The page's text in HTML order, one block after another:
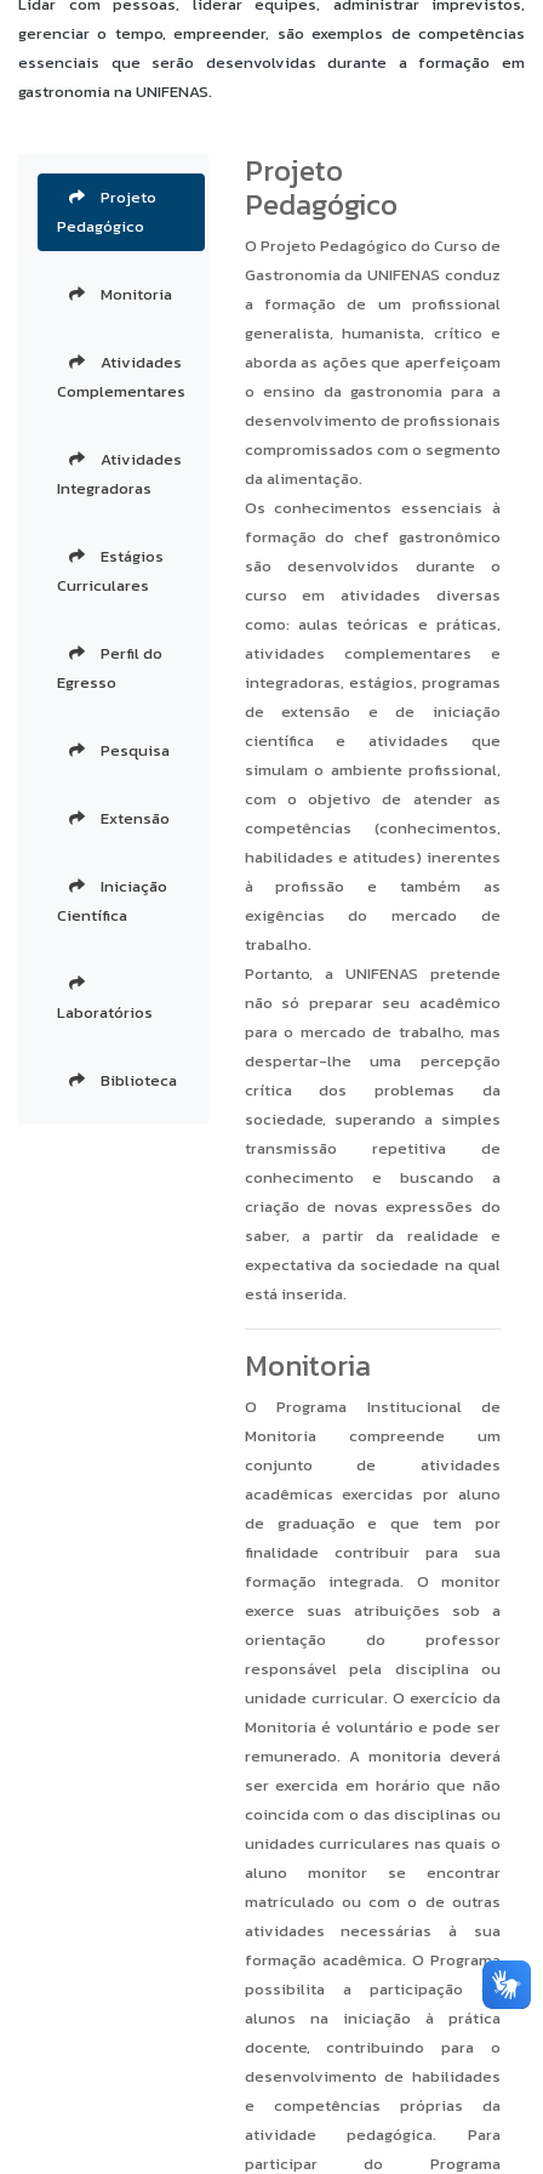
gerenciar o tempo, empreender, são exemplos de competências
essenciais que serão desenvolvidas durante a formação em
gastronomia na UNIFENAS.
Projeto
Pedagógico
Monitoria
Atividades
Complementares
Atividades
Integradoras
Estágios
Curriculares
Perfil do
Egresso
Pesquisa
Extensão
Iniciação
Científica
Laboratórios
Biblioteca
Projeto
Pedagógico
O Projeto Pedagógico do Curso de
Gastronomia da UNIFENAS conduz
a formação de um profissional
generalista, humanista, crítico e
aborda as ações que aperfeiçoam
o ensino da gastronomia para a
desenvolvimento de profissionais
compromissados com o segmento
da alimentação.
Os conhecimentos essenciais à
formação do chef gastronômico
são desenvolvidos durante o
curso em atividades diversas
como: aulas teóricas e práticas,
atividades complementares e
integradoras, estágios, programas
de extensão e de iniciação
científica e atividades que
simulam o ambiente profissional,
com o objetivo de atender as
competências (conhecimentos,
habilidades e atitudes) inerentes
à profissão e também as
exigências do mercado de
trabalho.
Portanto, a UNIFENAS pretende
não só preparar seu acadêmico
para o mercado de trabalho, mas
despertar-lhe uma percepção
crítica dos problemas da
sociedade, superando a simples
transmissão repetitiva de
conhecimento e buscando a
criação de novas expressões do
saber, a partir da realidade e
expectativa da sociedade na qual
está inserida.
Monitoria
O Programa Institucional de
Monitoria compreende um
conjunto de atividades
acadêmicas exercidas por aluno
de graduação e que tem por
finalidade contribuir para sua
formação integrada. O monitor
exerce suas atribuições sob a
orientação do professor
responsável pela disciplina ou
unidade curricular. O exercício da
Monitoria é voluntário e pode ser
remunerado. A monitoria deverá
ser exercida em horário que não
coincida com o das disciplinas ou
unidades curriculares nas quais o
aluno monitor se encontrar
matriculado ou com o de outras
atividades necessárias à sua
formação acadêmica. O Programa
possibilita a participação de
alunos na iniciação à prática
docente, contribuindo para o
desenvolvimento de habilidades
e competências próprias da
atividade pedagógica. Para
participar do Programa